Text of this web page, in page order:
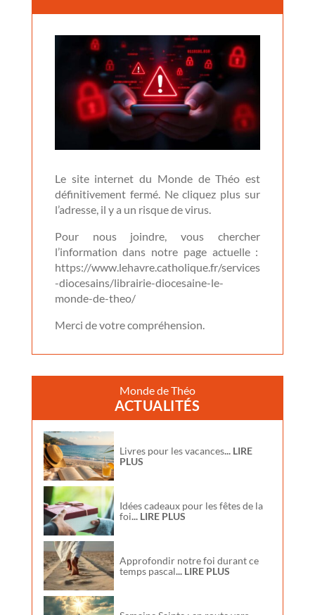
Le site internet du Monde de Théo est
définitivement fermé. Ne cliquez plus sur
l’adresse, il y a un risque de virus.
Pour nous joindre, vous chercher
l’information dans notre page actuelle :
https://www.lehavre.catholique.fr/services
-diocesains/librairie-diocesaine-le-
monde-de-theo/
Merci de votre compréhension.
Monde de Théo
ACTUALITÉS
Livres pour les vacances... LIRE
PLUS
Idées cadeaux pour les fêtes de la
foi... LIRE PLUS
Approfondir notre foi durant ce
temps pascal... LIRE PLUS